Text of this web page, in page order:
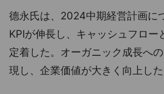
德永氏は、2024中期経営計画に
KPIが伸長し、キャッシュフロー
定着した。オーガニック成長へ
現し、企業価値が大きく向上した